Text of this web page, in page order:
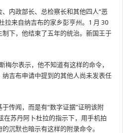
内政部长、总检察长和其他四人“恶
拉来自纳吉布的家乡彭亨州。1 月 30
制下，他结束了五年的统治。新国王于
梅尔表示，他不知道有这样的命令，
吉布申请中提到的其他人尚未发表任
传闻，而是有“数字证据”证明该附
在苏丹阿卜杜拉的指示下，用手机拍
沉默也暗示有这样的附录命令。